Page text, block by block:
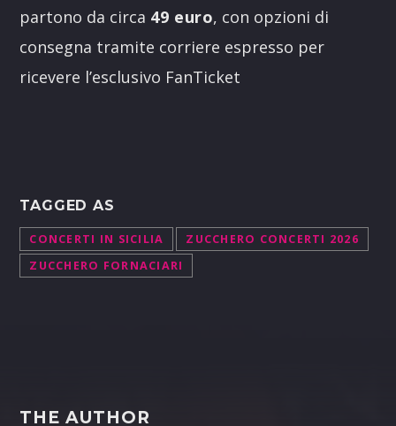
partono da circa 49 euro, con opzioni di
consegna tramite corriere espresso per
ricevere l’esclusivo FanTicket
TAGGED AS
CONCERTI IN SICILIA
ZUCCHERO CONCERTI 2026
ZUCCHERO FORNACIARI
THE AUTHOR